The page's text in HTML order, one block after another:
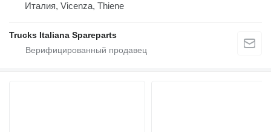
Италия, Vicenza, Thiene
Trucks Italiana Spareparts